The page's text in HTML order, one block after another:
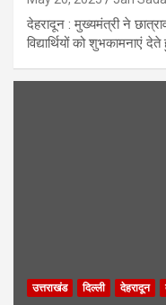
देहरादून : मुख्यमंत्री ने
विद्यार्थियों को शुभकामनाएं
उत्तराखंड दिल्ली देहरादून